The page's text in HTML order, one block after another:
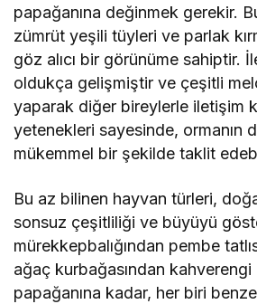
papağanına değinmek gerekir.
zümrüt yeşili tüyleri ve parlak
göz alıcı bir görünüme sahiptir.
oldukça gelişmiştir ve çeşitli
yaparak diğer bireylerle iletişim
yetenekleri sayesinde, ormanın
mükemmel bir şekilde taklit
Bu az bilinen hayvan türleri,
sonsuz çeşitliliği ve büyüyü
mürekkepbalığından pembe
ağaç kurbağasından kahverengi
papağanına kadar, her biri